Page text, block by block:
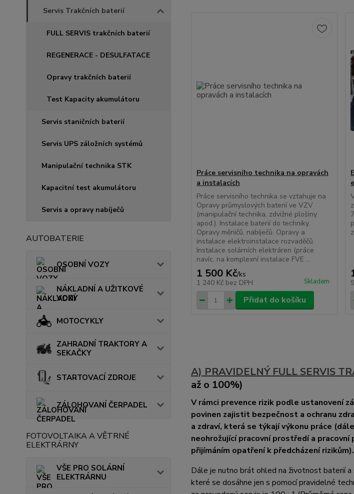
Servis Trakčních baterií
FULL SERVIS trakčních baterií
REGENERACE - DESULFATACE
Opravy trakčních baterií
Test Kapacity akumulátoru
Servis staničních baterií
Servis UPS záložních systémů
Manipulační technika STK
Kapacitní test akumulátoru
Servis a opravy nabíječů
AUTOBATERIE
OSOBNÍ VOZY
NÁKLADNÍ A UŽITKOVÉ
VOZY
MOTOCYKLY
ZAHRADNÍ TRAKTORY A
SEKAČKY
STARTOVACÍ ZDROJE
ZÁLOHOVANÍ ČERPADEL
FOTOVOLTAIKA A VĚTRNÉ
ELEKTRÁRNY
VŠE PRO SOLÁRNÍ
ELEKTRÁRNU
Práce servisního technika na opravách
a instalacích
Práce servisního technika se vztahuje na
Opravy průmyslových baterií ve VZV
(manipulační technika, zdvižné plošiny
apod.). Instalace baterií do techniky.
Opravy měničů, nabíječů. Opravy a
instalace elektroinstalace rozvaděčů.
Instalace solárních elektráren (práce
navíc, na komplexní instalace FVE ...
1 500 Kč/ks
1 240 Kč bez DPH Skladem
Přidat do košíku
A) PRAVIDELNÝ FULL SERVIS
až o 100%)
V rámci prevence rizik podle ustanovení
povinen zajistit bezpečnost a ochranu
a zdraví, která se týkají výkonu práce
neohrožující pracovní prostředí a pracovní
přijímáním opatření k předcházení rizikům).
Dále je nutno brát ohled na životnost baterií
které se dosáhne jen s pomocí pravidelné